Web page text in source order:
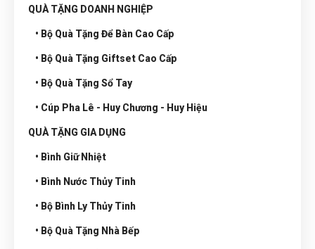
QUÀ TẶNG DOANH NGHIỆP
• Bộ Quà Tặng Để Bàn Cao Cấp
• Bộ Quà Tặng Giftset Cao Cấp
• Bộ Quà Tặng Sổ Tay
• Cúp Pha Lê - Huy Chương - Huy Hiệu
QUÀ TẶNG GIA DỤNG
• Bình Giữ Nhiệt
• Bình Nước Thủy Tinh
• Bộ Bình Ly Thủy Tinh
• Bộ Quà Tặng Nhà Bếp